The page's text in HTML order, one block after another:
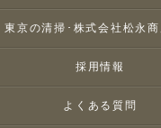
採用情報
よくある質問